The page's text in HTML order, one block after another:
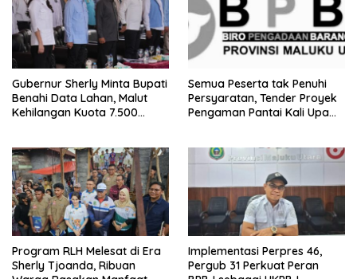
Gubernur Sherly Minta Bupati
Benahi Data Lahan, Malut
Kehilangan Kuota 7.500
Semua Peserta tak Penuhi
Persyaratan, Tender Proyek
Pengaman Pantai Kali Upa
Program RLH Melesat di Era
Sherly Tjoanda, Ribuan
Implementasi Perpres 46,
Pergub 31 Perkuat Peran